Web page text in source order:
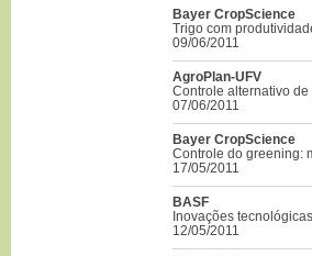
Bayer CropScience
Trigo com
09/06/2011
AgroPlan-UFV
Controle alternativo
07/06/2011
Bayer CropScience
Controle do greening:
17/05/2011
BASF
Inovações
12/05/2011